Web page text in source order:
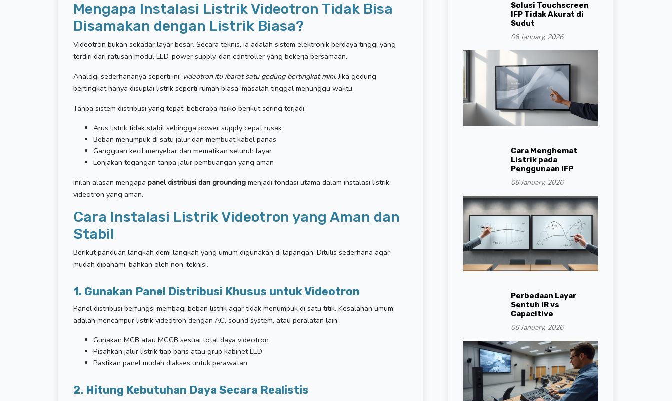
Mengapa Instalasi Listrik Videotron Tidak Bisa
Disamakan dengan Listrik Biasa?
Videotron bukan sekadar layar besar. Secara teknis, ia adalah sistem elektronik berdaya tinggi yang
terdiri dari ratusan modul LED, power supply, dan controller yang bekerja bersamaan.
Analogi sederhananya seperti ini: videotron itu ibarat satu gedung bertingkat mini. Jika gedung
bertingkat hanya disuplai listrik seperti rumah biasa, masalah tinggal menunggu waktu.
Tanpa sistem distribusi yang tepat, beberapa risiko berikut sering terjadi:
Arus listrik tidak stabil sehingga power supply cepat rusak
Beban menumpuk di satu jalur dan membuat kabel panas
Gangguan kecil menyebar dan mematikan seluruh layar
Lonjakan tegangan tanpa jalur pembuangan yang aman
Inilah alasan mengapa panel distribusi dan grounding menjadi fondasi utama dalam instalasi listrik
videotron yang aman.
Cara Instalasi Listrik Videotron yang Aman dan
Stabil
Berikut panduan langkah demi langkah yang umum digunakan di lapangan. Ditulis sederhana agar
mudah dipahami, bahkan oleh non-teknisi.
1. Gunakan Panel Distribusi Khusus untuk Videotron
Panel distribusi berfungsi membagi beban listrik agar tidak menumpuk di satu titik. Kesalahan umum
adalah mencampur listrik videotron dengan AC, sound system, atau peralatan lain.
Gunakan MCB atau MCCB sesuai total daya videotron
Pisahkan jalur listrik tiap baris atau grup kabinet LED
Pastikan panel mudah diakses untuk perawatan
2. Hitung Kebutuhan Daya Secara Realistis
Solusi Touchscreen
IFP Tidak Akurat di
Sudut
06 January, 2026
Cara Menghemat
Listrik pada
Penggunaan IFP
06 January, 2026
Perbedaan Layar
Sentuh IR vs
Capacitive
06 January, 2026